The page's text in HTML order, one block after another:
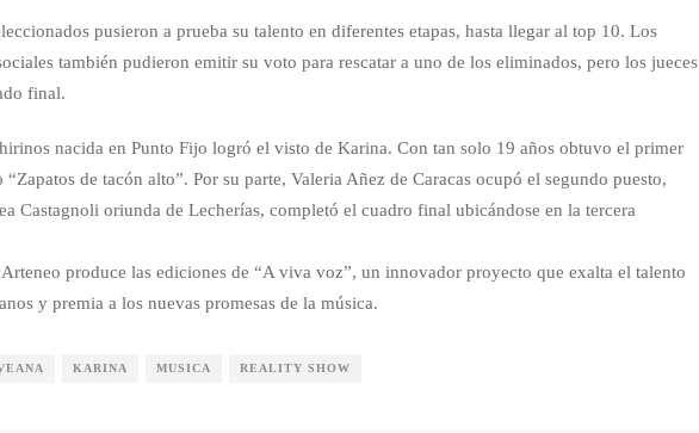
pusieron a prueba su talento en diferentes etapas, hasta llegar al top 10. Los
también pudieron emitir su voto para rescatar a uno de los eliminados, pero los jueces
final.
nacida en Punto Fijo logró el visto de Karina. Con tan solo 19 años obtuvo el primer
de tacón alto”. Por su parte, Valeria Añez de Caracas ocupó el segundo puesto,
Castagnoli oriunda de Lecherías, completó el cuadro final ubicándose en la tercera
Arteneo produce las ediciones de “A viva voz”, un innovador proyecto que exalta el talento
y premia a los nuevas promesas de la música.
KARINA MUSICA REALITY SHOW